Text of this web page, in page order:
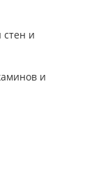
стен и
и